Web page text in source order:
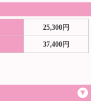
25,300円
37,400円